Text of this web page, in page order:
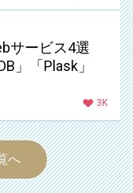
サービス4選
」「Plask」
3K
へ